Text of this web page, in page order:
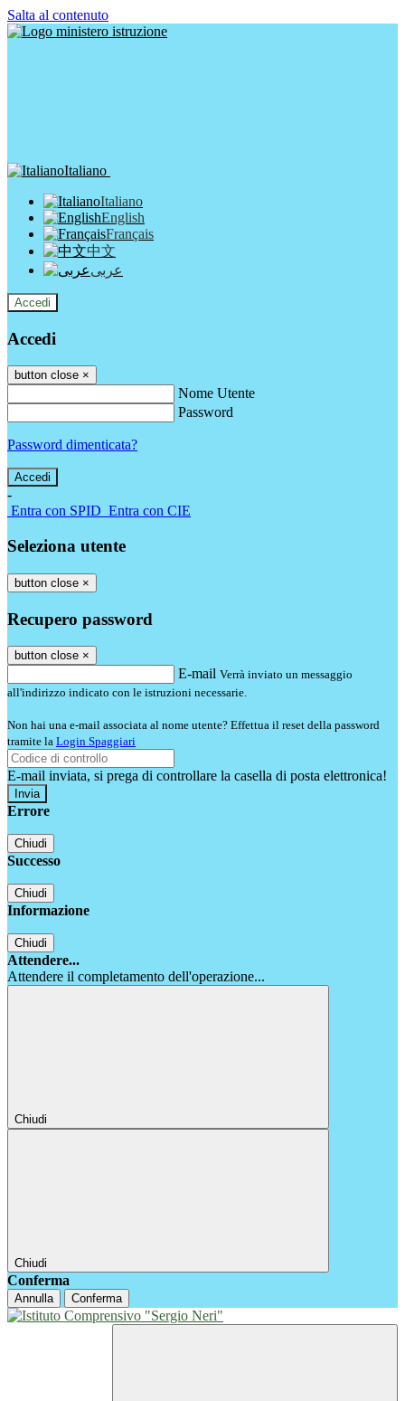
Salta al contenuto
Italiano
Italiano
English
Français
中文
عربى
Accedi
Accedi
button close ×
Nome Utente
Password
Password dimenticata?
-
Entra con SPID Entra con CIE
Seleziona utente
button close ×
Recupero password
button close ×
E-mail Verrà inviato un messaggio
all'indirizzo indicato con le istruzioni necessarie.
Non hai una e-mail associata al nome utente? Effettua il reset della password
tramite la Login Spaggiari
E-mail inviata, si prega di controllare la casella di posta elettronica!
Errore
Chiudi
Successo
Chiudi
Informazione
Chiudi
Attendere...
Attendere il completamento dell'operazione...
Chiudi
Chiudi
Conferma
Annulla Conferma